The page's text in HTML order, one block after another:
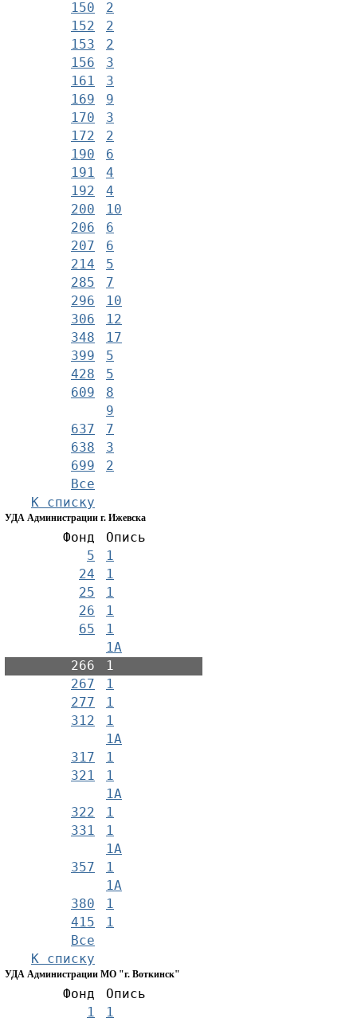
150
2
152
2
153
2
156
3
161
3
169
9
170
3
172
2
190
6
191
4
192
4
200
10
206
6
207
6
214
5
285
7
296
10
306
12
348
17
399
5
428
5
609
8
9
637
7
638
3
699
2
Все
К списку
УДА Администрации г. Ижевска
Фонд
Опись
5
1
24
1
25
1
26
1
65
1
1А
266
1
267
1
277
1
312
1
1А
317
1
321
1
1А
322
1
331
1
1А
357
1
1А
380
1
415
1
Все
К списку
УДА Администрации МО "г. Воткинск"
Фонд
Опись
1
1